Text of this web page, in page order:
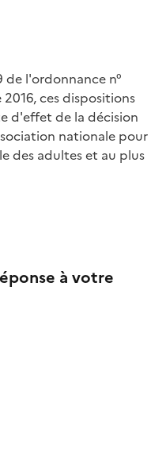
l'ordonnance n°
ces dispositions
d'effet de la décision
nationale pour
des adultes et au plus
à votre